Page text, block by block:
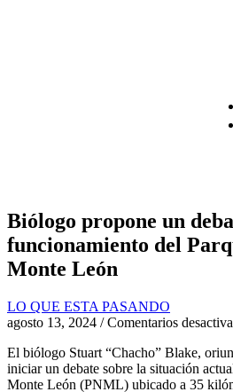
Biólogo propone un
funcionamiento del
Monte León
LO QUE ESTA PASANDO
agosto 13, 2024 / Comentarios
El biólogo Stuart “Chacho” Blake,
iniciar un debate sobre la situación
Monte León (PNML) ubicado a 35